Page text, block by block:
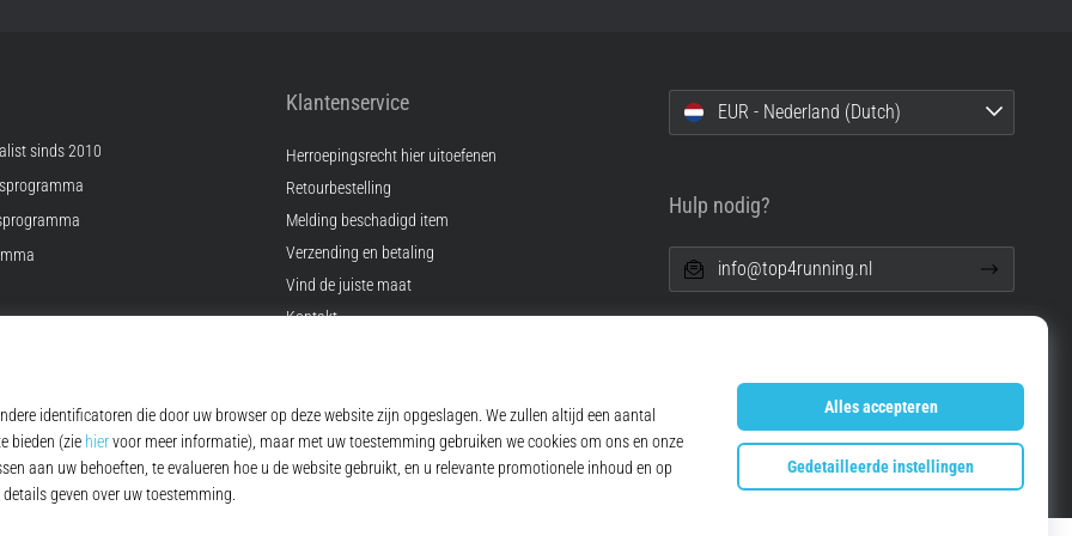
sinds 2010
Klantenservice
Herroepingsrecht hier uitoefenen
Retourbestelling
Melding beschadigd item
Verzending en betaling
Vind de juiste maat
Kontakt
EUR - Nederland (Dutch)
Hulp nodig?
info@top4running.nl
© 2010 – 2026